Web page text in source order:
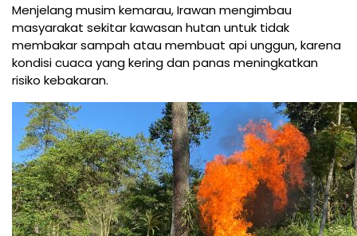
Menjelang musim kemarau, Irawan mengimbau
masyarakat sekitar kawasan hutan untuk tidak
membakar sampah atau membuat api unggun, karena
kondisi cuaca yang kering dan panas meningkatkan
risiko kebakaran.